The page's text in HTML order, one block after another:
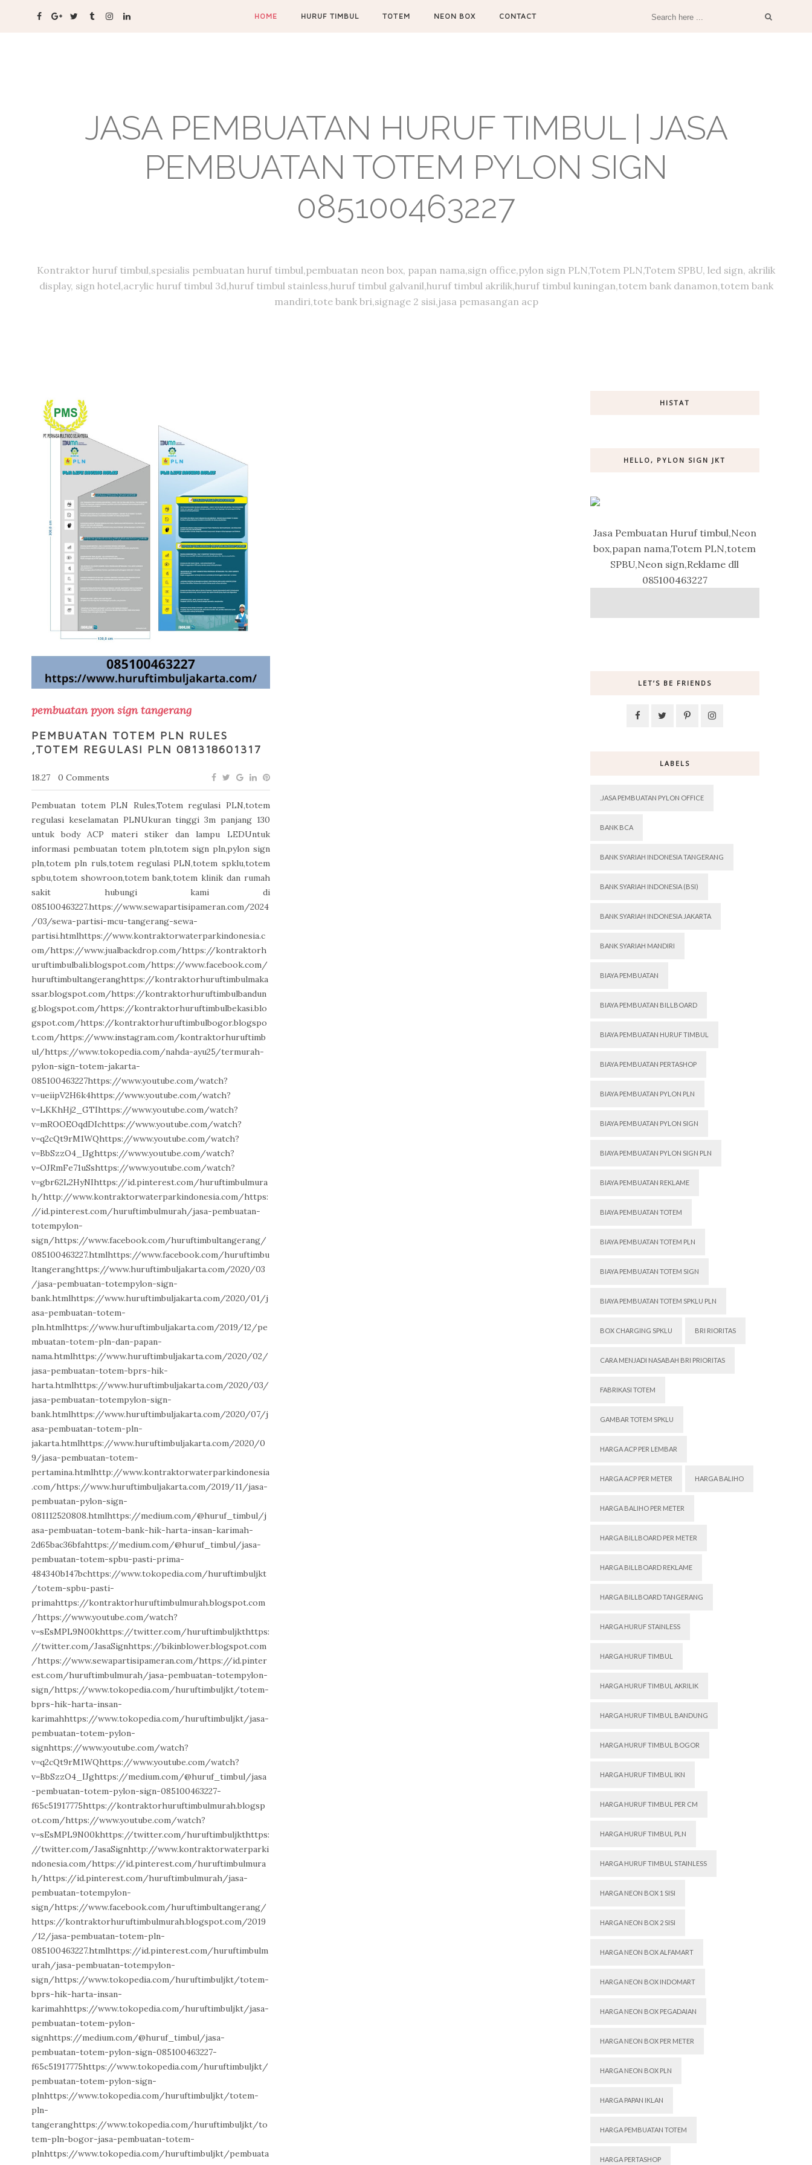
HOME HURUF TIMBUL TOTEM NEON BOX CONTACT
JASA PEMBUATAN HURUF TIMBUL | JASA
PEMBUATAN TOTEM PYLON SIGN
085100463227
Kontraktor huruf timbul,spesialis pembuatan huruf timbul,pembuatan neon box, papan nama,sign office,pylon sign PLN,Totem PLN,Totem SPBU, led sign, akrilik
display, sign hotel,acrylic huruf timbul 3d,huruf timbul stainless,huruf timbul galvanil,huruf timbul akrilik,huruf timbul kuningan,totem bank danamon,totem bank
mandiri,tote bank bri,signage 2 sisi,jasa pemasangan acp
pembuatan pyon sign tangerang
PEMBUATAN TOTEM PLN RULES
,TOTEM REGULASI PLN 081318601317
18.27 0 Comments
Pembuatan totem PLN Rules,Totem regulasi PLN,totem
regulasi keselamatan PLNUkuran tinggi 3m panjang 130
untuk body ACP materi stiker dan lampu LEDUntuk
informasi pembuatan totem pln,totem sign pln,pylon sign
pln,totem pln ruls,totem regulasi PLN,totem spklu,totem
spbu,totem showroon,totem bank,totem klinik dan rumah
sakit hubungi kami di
085100463227.https://www.sewapartisipameran.com/2024
/03/sewa-partisi-mcu-tangerang-sewa-
partisi.htmlhttps://www.kontraktorwaterparkindonesia.c
om/https://www.jualbackdrop.com/https://kontraktorh
uruftimbulbali.blogspot.com/https://www.facebook.com/
huruftimbultangeranghttps://kontraktorhuruftimbulmaka
ssar.blogspot.com/https://kontraktorhuruftimbulbandun
g.blogspot.com/https://kontraktorhuruftimbulbekasi.blo
gspot.com/https://kontraktorhuruftimbulbogor.blogspo
t.com/https://www.instagram.com/kontraktorhuruftimb
ul/https://www.tokopedia.com/nahda-ayu25/termurah-
pylon-sign-totem-jakarta-
085100463227https://www.youtube.com/watch?
v=ueiipV2H6k4https://www.youtube.com/watch?
v=LKKhHj2_GTIhttps://www.youtube.com/watch?
v=mROOEOqdDIchttps://www.youtube.com/watch?
v=q2cQt9rM1WQhttps://www.youtube.com/watch?
v=BbSzzO4_IJghttps://www.youtube.com/watch?
v=OJRmFe71uSshttps://www.youtube.com/watch?
v=gbr62L2HyNIhttps://id.pinterest.com/huruftimbulmura
h/http://www.kontraktorwaterparkindonesia.com/https:
//id.pinterest.com/huruftimbulmurah/jasa-pembuatan-
totempylon-
sign/https://www.facebook.com/huruftimbultangerang/
085100463227.htmlhttps://www.facebook.com/huruftimbu
ltangeranghttps://www.huruftimbuljakarta.com/2020/03
/jasa-pembuatan-totempylon-sign-
bank.htmlhttps://www.huruftimbuljakarta.com/2020/01/j
asa-pembuatan-totem-
pln.htmlhttps://www.huruftimbuljakarta.com/2019/12/pe
mbuatan-totem-pln-dan-papan-
nama.htmlhttps://www.huruftimbuljakarta.com/2020/02/
jasa-pembuatan-totem-bprs-hik-
harta.htmlhttps://www.huruftimbuljakarta.com/2020/03/
jasa-pembuatan-totempylon-sign-
bank.htmlhttps://www.huruftimbuljakarta.com/2020/07/j
asa-pembuatan-totem-pln-
jakarta.htmlhttps://www.huruftimbuljakarta.com/2020/0
9/jasa-pembuatan-totem-
pertamina.htmlhttp://www.kontraktorwaterparkindonesia
.com/https://www.huruftimbuljakarta.com/2019/11/jasa-
pembuatan-pylon-sign-
081112520808.htmlhttps://medium.com/@huruf_timbul/j
asa-pembuatan-totem-bank-hik-harta-insan-karimah-
2d65bac36bfahttps://medium.com/@huruf_timbul/jasa-
pembuatan-totem-spbu-pasti-prima-
484340b147bchttps://www.tokopedia.com/huruftimbuljkt
/totem-spbu-pasti-
primahttps://kontraktorhuruftimbulmurah.blogspot.com
/https://www.youtube.com/watch?
v=sEsMPL9N00khttps://twitter.com/huruftimbuljkthttps:
//twitter.com/JasaSignhttps://bikinblower.blogspot.com
/https://www.sewapartisipameran.com/https://id.pinter
est.com/huruftimbulmurah/jasa-pembuatan-totempylon-
sign/https://www.tokopedia.com/huruftimbuljkt/totem-
bprs-hik-harta-insan-
karimahhttps://www.tokopedia.com/huruftimbuljkt/jasa-
pembuatan-totem-pylon-
signhttps://www.youtube.com/watch?
v=q2cQt9rM1WQhttps://www.youtube.com/watch?
v=BbSzzO4_IJghttps://medium.com/@huruf_timbul/jasa
-pembuatan-totem-pylon-sign-085100463227-
f65c51917775https://kontraktorhuruftimbulmurah.blogsp
ot.com/https://www.youtube.com/watch?
v=sEsMPL9N00khttps://twitter.com/huruftimbuljkthttps:
//twitter.com/JasaSignhttp://www.kontraktorwaterparki
ndonesia.com/https://id.pinterest.com/huruftimbulmura
h/https://id.pinterest.com/huruftimbulmurah/jasa-
pembuatan-totempylon-
sign/https://www.facebook.com/huruftimbultangerang/
https://kontraktorhuruftimbulmurah.blogspot.com/2019
/12/jasa-pembuatan-totem-pln-
085100463227.htmlhttps://id.pinterest.com/huruftimbulm
urah/jasa-pembuatan-totempylon-
sign/https://www.tokopedia.com/huruftimbuljkt/totem-
bprs-hik-harta-insan-
karimahhttps://www.tokopedia.com/huruftimbuljkt/jasa-
pembuatan-totem-pylon-
signhttps://medium.com/@huruf_timbul/jasa-
pembuatan-totem-pylon-sign-085100463227-
f65c51917775https://www.tokopedia.com/huruftimbuljkt/
pembuatan-totem-pylon-sign-
plnhttps://www.tokopedia.com/huruftimbuljkt/totem-
pln-
tangeranghttps://www.tokopedia.com/huruftimbuljkt/to
tem-pln-bogor-jasa-pembuatan-totem-
plnhttps://www.tokopedia.com/huruftimbuljkt/pembuata
HISTAT
HELLO, PYLON SIGN JKT
Jasa Pembuatan Huruf timbul,Neon
box,papan nama,Totem PLN,totem
SPBU,Neon sign,Reklame dll
085100463227
LET’S BE FRIENDS
LABELS
.JASA PEMBUATAN PYLON OFFICE
BANK BCA
BANK SYARIAH INDONESIA TANGERANG
BANK SYARIAH INDONESIA (BSI)
BANK SYARIAH INDONESIA JAKARTA
BANK SYARIAH MANDIRI
BIAYA PEMBUATAN
BIAYA PEMBUATAN BILLBOARD
BIAYA PEMBUATAN HURUF TIMBUL
BIAYA PEMBUATAN PERTASHOP
BIAYA PEMBUATAN PYLON PLN
BIAYA PEMBUATAN PYLON SIGN
BIAYA PEMBUATAN PYLON SIGN PLN
BIAYA PEMBUATAN REKLAME
BIAYA PEMBUATAN TOTEM
BIAYA PEMBUATAN TOTEM PLN
BIAYA PEMBUATAN TOTEM SIGN
BIAYA PEMBUATAN TOTEM SPKLU PLN
BOX CHARGING SPKLU BRI RIORITAS
CARA MENJADI NASABAH BRI PRIORITAS
FABRIKASI TOTEM
GAMBAR TOTEM SPKLU
HARGA ACP PER LEMBAR
HARGA ACP PER METER HARGA BALIHO
HARGA BALIHO PER METER
HARGA BILLBOARD PER METER
HARGA BILLBOARD REKLAME
HARGA BILLBOARD TANGERANG
HARGA HURUF STAINLESS
HARGA HURUF TIMBUL
HARGA HURUF TIMBUL AKRILIK
HARGA HURUF TIMBUL BANDUNG
HARGA HURUF TIMBUL BOGOR
HARGA HURUF TIMBUL IKN
HARGA HURUF TIMBUL PER CM
HARGA HURUF TIMBUL PLN
HARGA HURUF TIMBUL STAINLESS
HARGA NEON BOX 1 SISI
HARGA NEON BOX 2 SISI
HARGA NEON BOX ALFAMART
HARGA NEON BOX INDOMART
HARGA NEON BOX PEGADAIAN
HARGA NEON BOX PER METER
HARGA NEON BOX PLN
HARGA PAPAN IKLAN
HARGA PEMBUATAN TOTEM
HARGA PERTASHOP